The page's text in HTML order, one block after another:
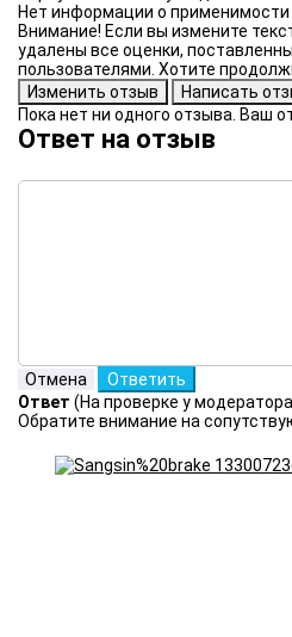
Нет информации о применимости
Внимание! Если вы измените
удалены все оценки,
пользователями. Хотите
Пока нет ни одного отзыва. Ваш
Ответ на отзыв
Ответ (На проверке у
Обратите внимание на